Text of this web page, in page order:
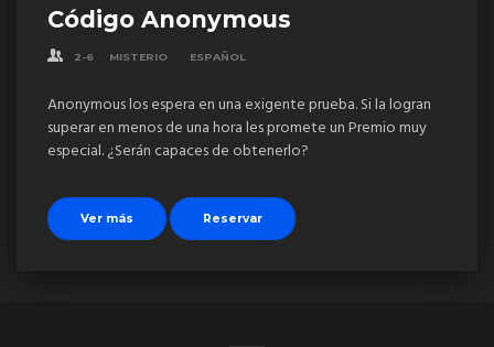
Código Anonymous
2-6 MISTERIO ESPAÑOL
Anonymous los espera en una exigente prueba. Si la logran
superar en menos de una hora les promete un Premio muy
especial. ¿Serán capaces de obtenerlo?
Ver más Reservar